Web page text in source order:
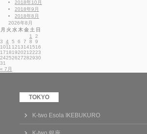
2018年10月
2018年9月
2018年8月
2026年8月
月 火 水 木金 土 日
1
2
3
4 5 6 7 8
9
1011 1213141516
17181920212223
24252627282930
31
« 7月
K-two Esola IKEBUKURO